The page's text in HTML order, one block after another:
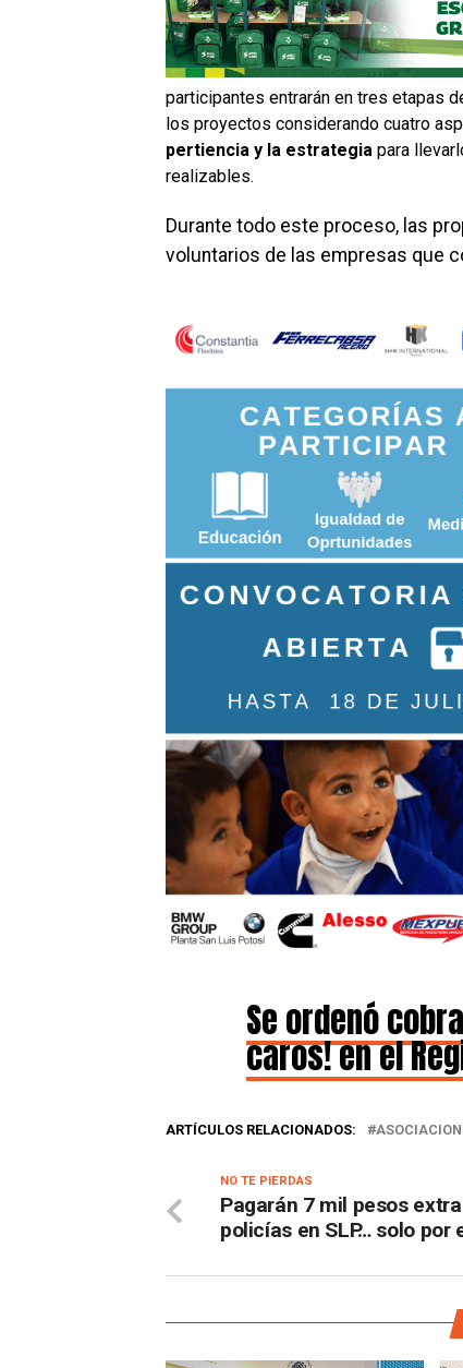
participantes entrarán en tres etapas
los proyectos considerando cuatro
pertiencia y la estrategia para
realizables.
Durante todo este proceso, las
voluntarios de las empresas que
Se ordenó
caros! en el
ARTÍCULOS RELACIONADOS:
NO TE PIERDAS
Pagarán 7 mil pesos
policías en SLP… solo por